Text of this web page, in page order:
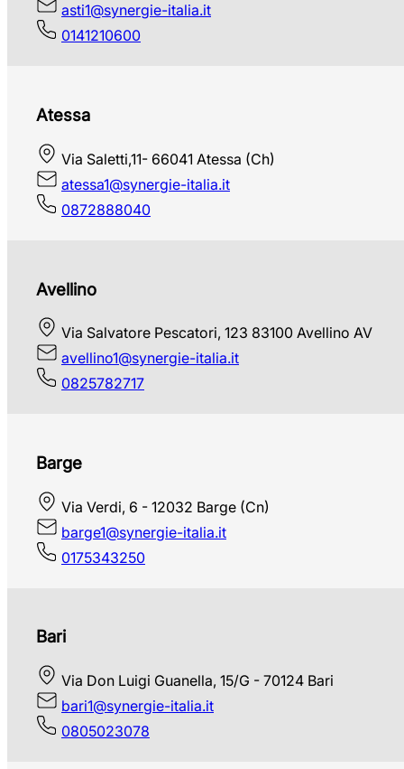
asti1@synergie-italia.it
0141210600
Atessa
Via Saletti,11- 66041 Atessa (Ch)
atessa1@synergie-italia.it
0872888040
Avellino
Via Salvatore Pescatori, 123 83100 Avellino AV
avellino1@synergie-italia.it
0825782717
Barge
Via Verdi, 6 - 12032 Barge (Cn)
barge1@synergie-italia.it
0175343250
Bari
Via Don Luigi Guanella, 15/G - 70124 Bari
bari1@synergie-italia.it
0805023078